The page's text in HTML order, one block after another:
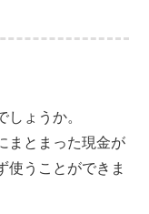
ょうか。
まとまった現金が
使うことができま